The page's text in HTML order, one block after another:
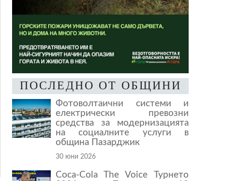
ПОСЛЕДНО ОТ ОБЩИНИ
Фотоволтаични системи и
електрически превозни
средства за модернизацията
на социалните услуги в
община Пазарджик
30 юни 2026
Coca-Cola The Voice Турнето